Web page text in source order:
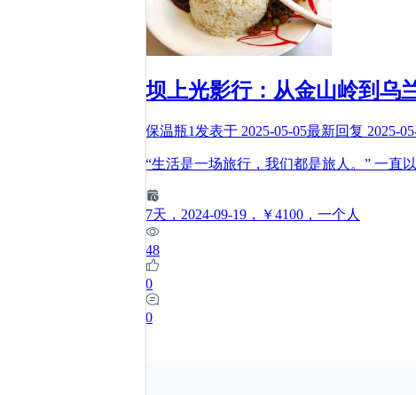
坝上光影行：从金山岭到乌
保温瓶1 发表于 2025-05-05最新回复 2025-
“生活是一场旅行，我们都是旅人。” 一直
7天 ，2024-09-19 ，￥4100 ，一个人
48
0
0